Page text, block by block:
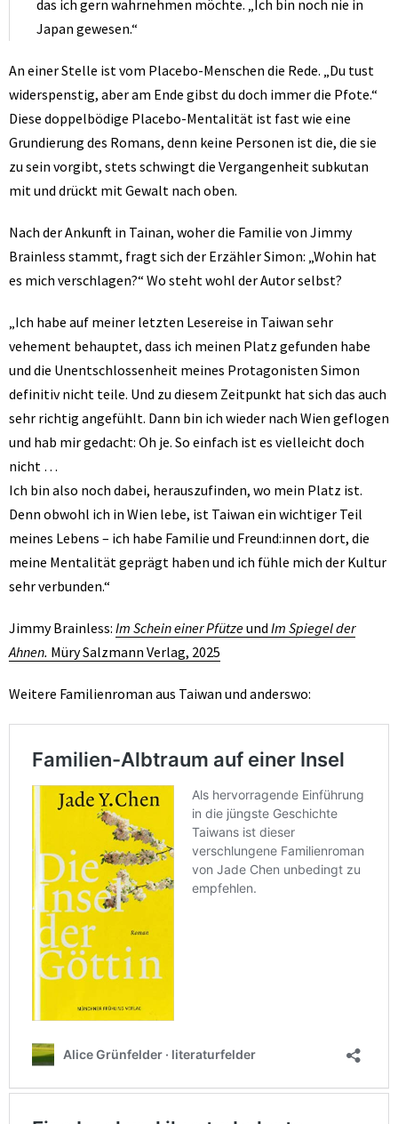
das ich gern wahrnehmen möchte. „Ich bin noch nie in
Japan gewesen.“
An einer Stelle ist vom Placebo-Menschen die Rede. „Du tust
widerspenstig, aber am Ende gibst du doch immer die Pfote.“
Diese doppelbödige Placebo-Mentalität ist fast wie eine
Grundierung des Romans, denn keine Personen ist die, die sie
zu sein vorgibt, stets schwingt die Vergangenheit subkutan
mit und drückt mit Gewalt nach oben.
Nach der Ankunft in Tainan, woher die Familie von Jimmy
Brainless stammt, fragt sich der Erzähler Simon: „Wohin hat
es mich verschlagen?“ Wo steht wohl der Autor selbst?
„Ich habe auf meiner letzten Lesereise in Taiwan sehr
vehement behauptet, dass ich meinen Platz gefunden habe
und die Unentschlossenheit meines Protagonisten Simon
definitiv nicht teile. Und zu diesem Zeitpunkt hat sich das auch
sehr richtig angefühlt. Dann bin ich wieder nach Wien geflogen
und hab mir gedacht: Oh je. So einfach ist es vielleicht doch
nicht …
Ich bin also noch dabei, herauszufinden, wo mein Platz ist.
Denn obwohl ich in Wien lebe, ist Taiwan ein wichtiger Teil
meines Lebens – ich habe Familie und Freund:innen dort, die
meine Mentalität geprägt haben und ich fühle mich der Kultur
sehr verbunden.“
Jimmy Brainless: Im Schein einer Pfützeund Im Spiegel der
Ahnen. Müry Salzmann Verlag, 2025
Weitere Familienroman aus Taiwan und anderswo: